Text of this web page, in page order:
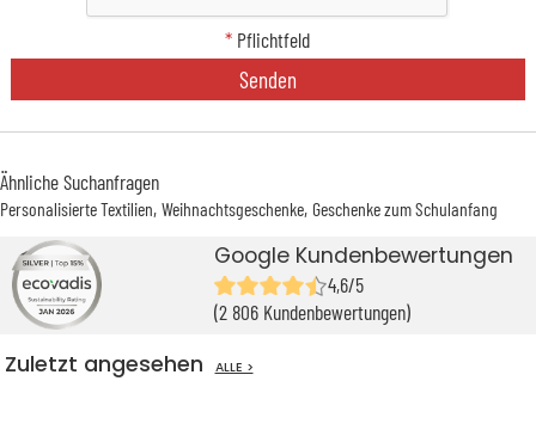
* Pflichtfeld
Senden
Ähnliche Suchanfragen
Personalisierte Textilien Weihnachtsgeschenke Geschenke zum Schulanfang
Google Kundenbewertungen
4,6/5
(2 806 Kundenbewertungen)
Zuletzt angesehen ALLE >